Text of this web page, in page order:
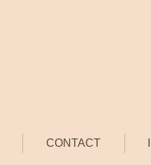
CONTACT